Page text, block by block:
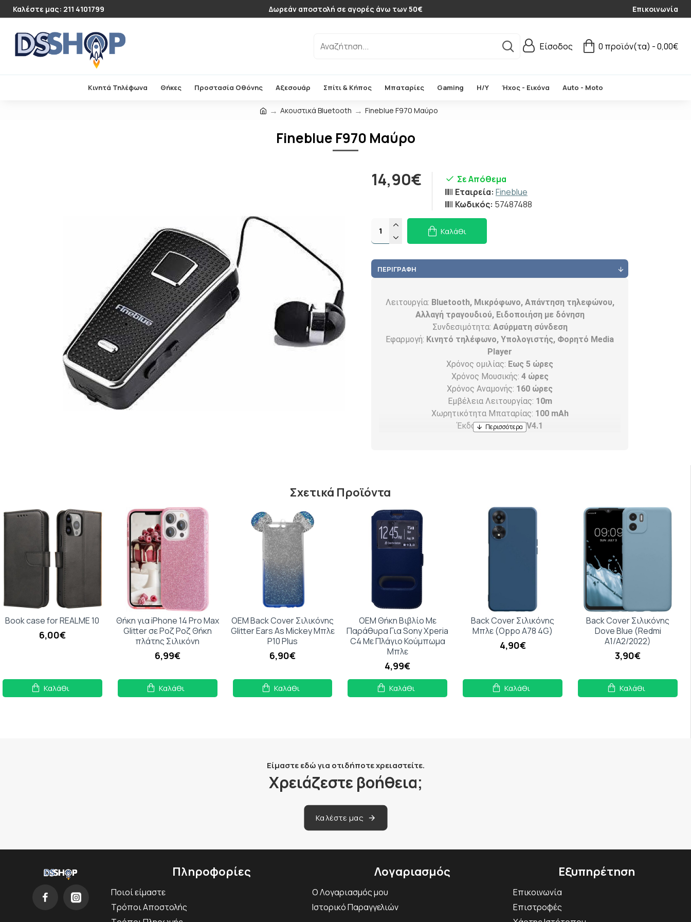
Καλέστε μας: 211 4101799 Δωρεάν αποστολή σε αγορές άνω των 50€ Επικοινωνία
Είσοδος 0 προϊόν(τα) - 0,00€
Κινητά Τηλέφωνα Θήκες Προστασία Οθόνης Αξεσουάρ Σπίτι & Κήπος Μπαταρίες Gaming Η/Υ Ήχος - Εικόνα Auto - Moto
Ακουστικά Bluetooth Fineblue F970 Μαύρο
Fineblue F970 Μαύρο
14,90€
Σε Απόθεμα
Εταιρεία: Fineblue
Κωδικός: 57487488
Καλάθι
ΠΕΡΙΓΡΑΦΉ
Λειτουργία: Bluetooth, Μικρόφωνο, Απάντηση τηλεφώνου,
Αλλαγή τραγουδιού, Ειδοποιήση με δόνηση
Συνδεσιμότητα: Ασύρματη σύνδεση
Εφαρμογή: Κινητό τηλέφωνο, Υπολογιστής, Φορητό Media
Player
Χρόνος ομιλίας: Εως 5 ώρες
Χρόνος Μουσικής: 4 ώρες
Χρόνος Αναμονής: 160 ώρες
Εμβέλεια Λειτουργίας: 10m
Χωρητικότητα Μπαταρίας: 100 mAh
Έκδοση Bluetooth:V4.1
Σχετικά Προϊόντα
Book case for REALME 10
6,00€
Καλάθι
Θήκη για iPhone 14 Pro Max
Glitter σε Ροζ Ροζ Θήκη
πλάτης Σιλικόνη
6,99€
Καλάθι
OEM Back Cover Σιλικόνης
Glitter Ears As Mickey Μπλε
P10 Plus
6,90€
Καλάθι
OEM Θήκη Βιβλίο Με
Παράθυρα Για Sony Xperia
C4 Με Πλάγιο Κούμπωμα
Μπλε
4,99€
Καλάθι
Back Cover Σιλικόνης
Μπλε (Oppo A78 4G)
4,90€
Καλάθι
Back Cover Σιλικόνης
Dove Blue (Redmi
A1/A2/2022)
3,90€
Καλάθι
Είμαστε εδώ για οτιδήποτε χρειαστείτε.
Χρειάζεστε βοήθεια;
Καλέστε μας
Πληροφορίες
Ποιοί είμαστε
Τρόποι Αποστολής
Λογαριασμός
Ο Λογαριασμός μου
Ιστορικό Παραγγελιών
Εξυπηρέτηση
Επικοινωνία
Επιστροφές